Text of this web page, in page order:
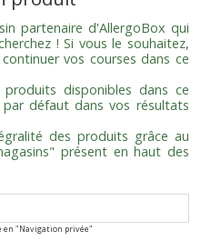
partenaire d'AllergoBox qui
! Si vous le souhaitez,
vos courses dans ce
disponibles dans ce
défaut dans vos résultats
des produits grâce au
présent en haut des
en "Navigation privée"